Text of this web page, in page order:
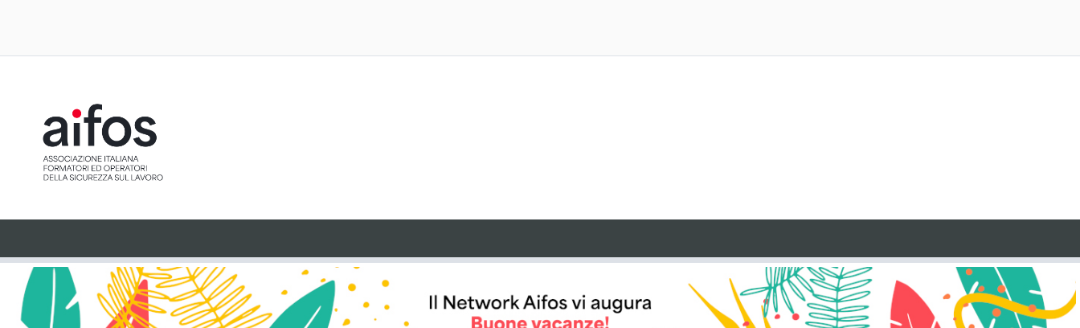
NOSTRO SITO
Il sito utilizza cookie tecnici, ci preme tuttavia informarti che, dietro tuo esplicito
consenso espresso attraverso cliccando sul pulsante "Accetto", potranno essere
installati cookie analitici o cookie collegati a plugin di terze parti che potrebbero essere